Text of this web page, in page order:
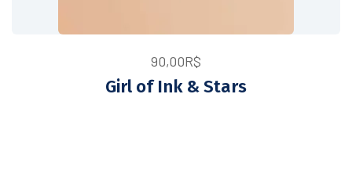
90,00R$
Girl of Ink & Stars